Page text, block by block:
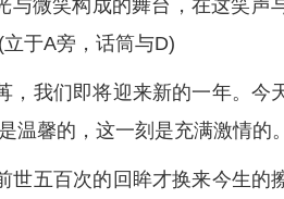
与微笑构成的舞台，在这笑声
于A旁，话筒与D)
，我们即将迎来新的一年。今
温馨的，这一刻是充满激情的
世五百次的回眸才换来今生